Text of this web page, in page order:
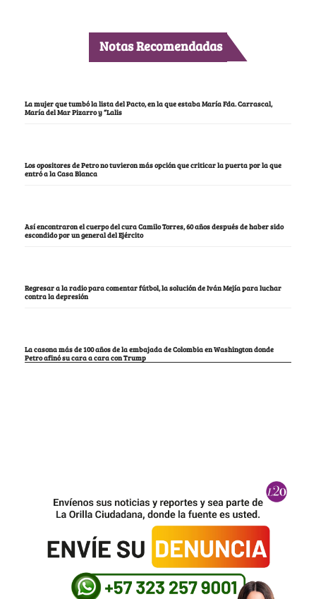
Notas Recomendadas
La mujer que tumbó la lista del Pacto, en la que estaba María Fda. Carrascal,
María del Mar Pizarro y “Lalis
Los opositores de Petro no tuvieron más opción que criticar la puerta por la que
entró a la Casa Blanca
Así encontraron el cuerpo del cura Camilo Torres, 60 años después de haber sido
escondido por un general del Ejército
Regresar a la radio para comentar fútbol, la solución de Iván Mejía para luchar
contra la depresión
La casona más de 100 años de la embajada de Colombia en Washington donde
Petro afinó su cara a cara con Trump